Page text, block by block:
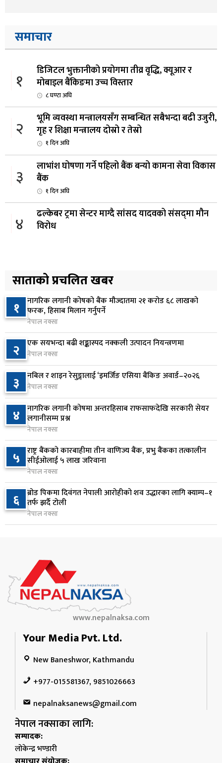
समाचार
१
डिजिटल भुक्तानीको प्रयोगमा तीव्र वृद्धि, क्यूआर र
मोबाइल बैंकिङमा उच्च विस्तार
८ घण्टा अघि
२
भूमि व्यवस्था मन्त्रालयसँग सम्बन्धित सबैभन्दा बढी उजुरी,
गृह र शिक्षा मन्त्रालय दोस्रो र तेस्रो
१ दिन अघि
३
लाभांश घोषणा गर्ने पहिलो बैंक बन्यो कामना सेवा विकास
बैंक
१ दिन अघि
४
ढल्केबर ट्रमा सेन्टर माग्दै सांसद यादवको संसद्‌मा मौन
विरोध
५
बजेट शेखरद्धारा लिन अस्वीकार
२ दिन अघि
६
रूकुम पश्चिममा प्रहरीको गाडीले मोटरसाइकललाई
ठक्कर दिँदा किशोरको मृत्यु
२ दिन अघि
७
प्रतिनिधिसभा बैठक बस्दै , पाँच विधेयक र प्रतिवेदन
प्रस्तुत हुने
२ दिन अघि
८
आज बस्ने भनिएको राष्ट्रिय सभाको बैठक बुधबारका लागि
सर्‍यो
२ दिन अघि
९
वीरगञ्जमा ट्यांकरको सिल खोलेर तेल निकाल्ने सात जना
रंगेहात पक्राउ
१०
जन्मसिद्ध नागरिकता कडा बनाउने ट्रम्पको नयाँ प्रयास, दुई
कार्यकारी आदेश जारी
२ दिन अघि
साताको प्रचलित खबर
१ नागरिक लगानी कोषको बैंक मौज्दातमा २१ करोड ६८ लाखको
फरक, हिसाब मिलान गर्नुपर्ने
नेपाल नक्सा
२ एक सयभन्दा बढी शङ्कास्पद नक्कली उत्पादन नियन्त्रणमा
नेपाल नक्सा
३ नबिल र शाइन रेसुङ्गालाई ‘इमर्जिङ एसिया बैंकिङ अवार्ड–२०२६
नेपाल नक्सा
४ नागरिक लगानी कोषमा अन्तरहिसाब राफसाफदेखि सरकारी सेयर
लगानीसम्म प्रश्न
नेपाल नक्सा
५ राष्ट्र बैंकको कारबाहीमा तीन वाणिज्य बैंक, प्रभु बैंकका तत्कालीन
सीईओलाई ५ लाख जरिवाना
नेपाल नक्सा
६ ब्रोड पिकमा दिवंगत नेपाली आरोहीको शव उद्धारका लागि क्याम्प–१
तर्फ झर्दै टोली
नेपाल नक्सा
www.nepalnaksa.com
Your Media Pvt. Ltd.
New Baneshwor, Kathmandu
+977-015581367, 9851026663
nepalnaksanews@gmail.com
नेपाल नक्साका लागि:
सम्पादक:
लोकेन्द्र भण्डारी